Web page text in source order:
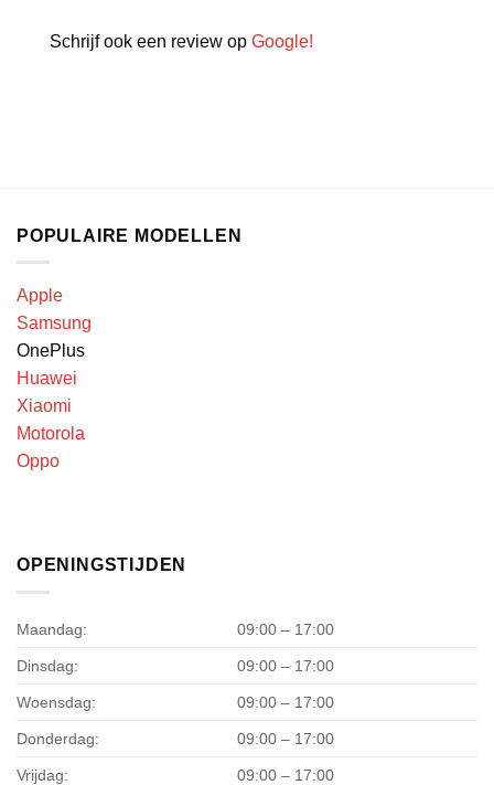
Schrijf ook een review op Google!
POPULAIRE MODELLEN
Apple
Samsung
OnePlus
Huawei
Xiaomi
Motorola
Oppo
OPENINGSTIJDEN
Maandag: 09:00 – 17:00
Dinsdag: 09:00 – 17:00
Woensdag: 09:00 – 17:00
Donderdag: 09:00 – 17:00
Vrijdag: 09:00 – 17:00